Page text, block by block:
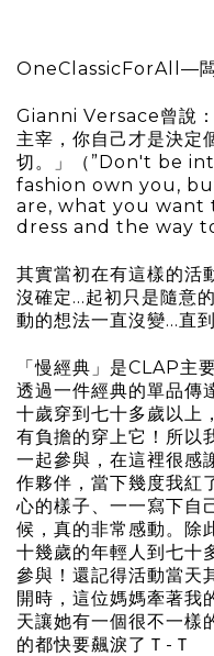
OneClassicForAll—
Gianni Versace曾說：
主宰，你自己才是決定
切。」（”Don't be
fashion own you,
are, what you want
dress and the way
其實當初在有這樣的活
沒確定...起初只是隨意
動的想法一直沒變...直
「慢經典」是CLAP主
透過一件經典的單品傳
十歲穿到七十多歲以上
有負擔的穿上它！所以
一起參與，在這裡很感
作夥伴，當下幾度我紅
心的樣子、一一寫下自
候，真的非常感動。除
十幾歲的年輕人到七十
參與！還記得活動當天
開時，這位媽媽牽著我
天讓她有一個很不一樣
的都快要飆淚了Ｔ-Ｔ